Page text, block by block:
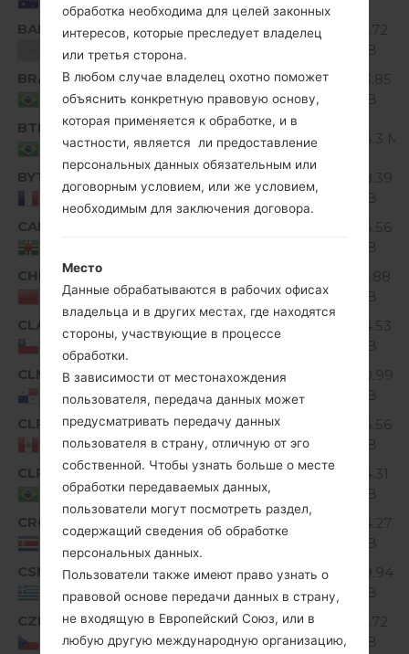
BAL
Unknown
V10I_00.kdz
Unknown
121.72
MiB
BRA
Brazil
V10C_00.kdz
123.85
MiB
BTM
Brazil
V10B_02.kdz
Unknown 124.3
BYT
France
Unknown
128.39
MiB
CAD
124.56
MiB
CHN
China
Unknown
118.88
MiB
CLA
Chile
Unknown
124.53
MiB
CLM
Panama
V10A_01.kdz
Unknown
120.99
MiB
CLP
Peru
V10A_02.kdz
124.56
MiB
CLR
Brazil
V10B_03.kdz
124.31
MiB
CRO
Costa Rica
V10A_01.kdz
Unknown
124.27
MiB
CSM
Greece
V10B_00.kdz
Unknown
129.94
MiB
CZE
Czech Republic
V10I_00.kdz
Unknown
121.72
MiB
обработка необходима для целей законных
интересов, которые преследует владелец
или третья сторона.
В любом случае владелец охотно поможет
объяснить конкретную правовую основу,
которая применяется к обработке, и в
частности, является ли предоставление
персональных данных обязательным или
договорным условием, или же условием,
необходимым для заключения договора.
Место
Данные обрабатываются в рабочих офисах
владельца и в других местах, где находятся
стороны, участвующие в процессе
обработки.
В зависимости от местонахождения
пользователя, передача данных может
предусматривать передачу данных
пользователя в страну, отличную от эго
собственной. Чтобы узнать больше о месте
обработки передаваемых данных,
пользователи могут посмотреть раздел,
содержащий сведения об обработке
персональных данных.
Пользователи также имеют право узнать о
правовой основе передачи данных в страну,
не входящую в Европейский Союз, или в
любую другую международную организацию,